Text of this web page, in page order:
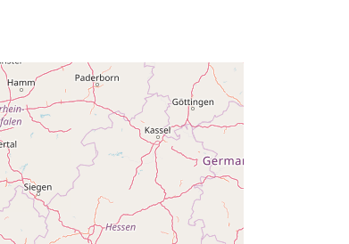
01 January 1961
- 31 December 1961